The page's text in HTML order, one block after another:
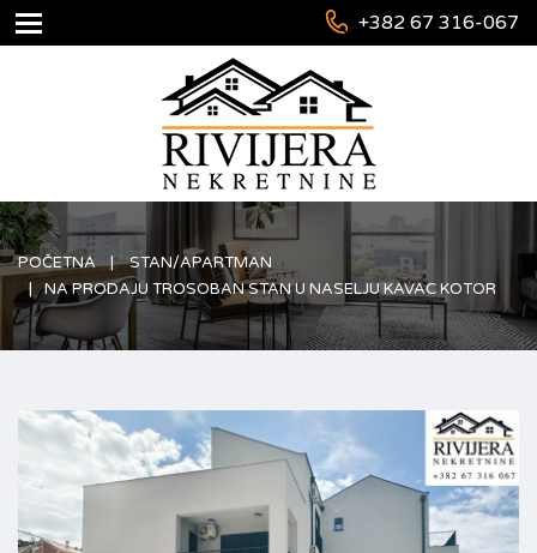
+382 67 316-067
POČETNA
STAN/APARTMAN
NA PRODAJU TROSOBAN STAN U NASELJU KAVAC KOTOR